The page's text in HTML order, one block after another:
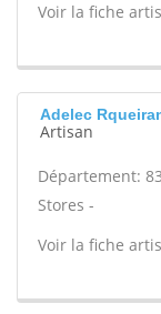
Voir la fiche
Adelec
Artisan
Département: 83
Stores -
Voir la fiche